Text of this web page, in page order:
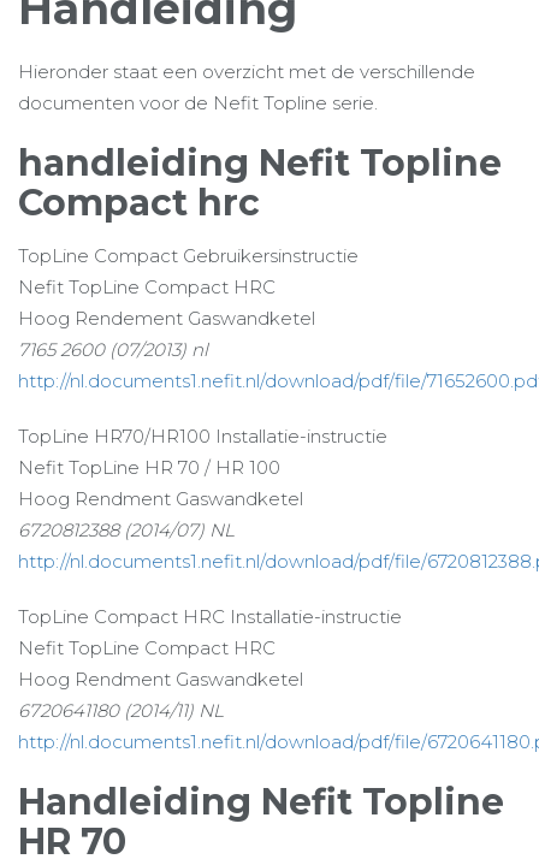
Hieronder staat een overzicht met de verschillende
documenten voor de Nefit Topline serie.
handleiding Nefit Topline
Compact hrc
TopLine Compact Gebruikersinstructie
Nefit TopLine Compact HRC
Hoog Rendement Gaswandketel
7165 2600 (07/2013) nl
http://nl.documents1.nefit.nl/download/pdf/file/
TopLine HR70/HR100 Installatie-instructie
Nefit TopLine HR 70 / HR 100
Hoog Rendment Gaswandketel
6720812388 (2014/07) NL
http://nl.documents1.nefit.nl/download/pdf/file/
TopLine Compact HRC Installatie-instructie
Nefit TopLine Compact HRC
Hoog Rendment Gaswandketel
6720641180 (2014/11) NL
http://nl.documents1.nefit.nl/download/pdf/file/
Handleiding Nefit Topline
HR 70